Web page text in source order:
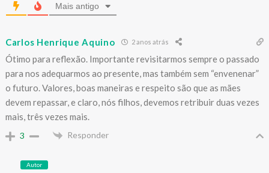
Mais antigo
Carlos Henrique Aquino 2 anos atrás
Ótimo para reflexão. Importante revisitarmos sempre o passado
para nos adequarmos ao presente, mas também sem “envenenar”
o futuro. Valores, boas maneiras e respeito são que as mães
devem repassar, e claro, nós filhos, devemos retribuir duas vezes
mais, três vezes mais.
3 Responder
Autor